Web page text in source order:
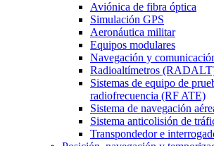
Aviónica de fibra óptica
Simulación GPS
Aeronáutica militar
Equipos modulares
Navegación y
Radioaltímetros
Sistemas de equipo de
radiofrecuencia (RF ATE)
Sistema de navegación
Sistema anticolisión de
Transpondedor e